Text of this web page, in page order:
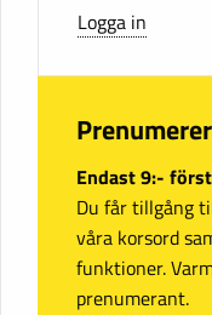
Logga in
Endast 9:-
Du får tillgång
våra korsord
funktioner.
prenumerant.